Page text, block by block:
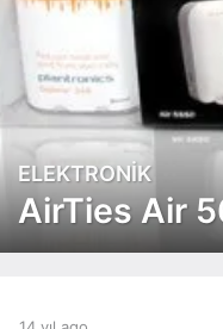
1
4
y
ı
ELEKTRONIK
AirTies Air